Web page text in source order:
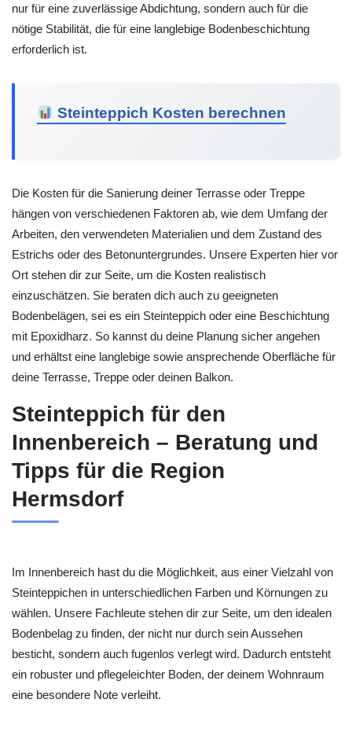
nur für eine zuverlässige Abdichtung, sondern auch für die
nötige Stabilität, die für eine langlebige Bodenbeschichtung
erforderlich ist.
Steinteppich Kosten berechnen
Die Kosten für die Sanierung deiner Terrasse oder Treppe
hängen von verschiedenen Faktoren ab, wie dem Umfang der
Arbeiten, den verwendeten Materialien und dem Zustand des
Estrichs oder des Betonuntergrundes. Unsere Experten hier vor
Ort stehen dir zur Seite, um die Kosten realistisch
einzuschätzen. Sie beraten dich auch zu geeigneten
Bodenbelägen, sei es ein Steinteppich oder eine Beschichtung
mit Epoxidharz. So kannst du deine Planung sicher angehen
und erhältst eine langlebige sowie ansprechende Oberfläche für
deine Terrasse, Treppe oder deinen Balkon.
Steinteppich für den
Innenbereich – Beratung und
Tipps für die Region
Hermsdorf
Im Innenbereich hast du die Möglichkeit, aus einer Vielzahl von
Steinteppichen in unterschiedlichen Farben und Körnungen zu
wählen. Unsere Fachleute stehen dir zur Seite, um den idealen
Bodenbelag zu finden, der nicht nur durch sein Aussehen
besticht, sondern auch fugenlos verlegt wird. Dadurch entsteht
ein robuster und pflegeleichter Boden, der deinem Wohnraum
eine besondere Note verleiht.